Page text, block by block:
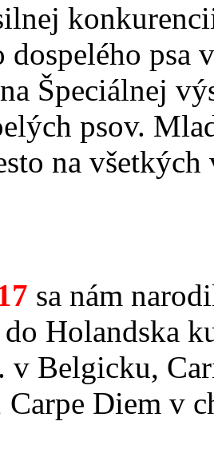
dospelého psa
Špeciálnej
psov.
na
sa nám
Holandska
v Belgicku,
Carpe Diem v